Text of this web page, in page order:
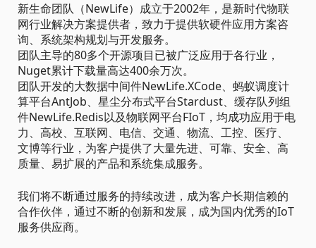
新生命团队（NewLife）成立于2002年，是新时代物联
网行业解决方案提供者，致力于提供软硬件应用方案咨
询、系统架构规划与开发服务。
团队主导的80多个开源项目已被广泛应用于各行业，
Nuget累计下载量高达400余万次。
团队开发的大数据中间件NewLife.XCode、蚂蚁调度计
算平台AntJob、星尘分布式平台Stardust、缓存队列组
件NewLife.Redis以及物联网平台FIoT，均成功应用于电
力、高校、互联网、电信、交通、物流、工控、医疗、
文博等行业，为客户提供了大量先进、可靠、安全、高
质量、易扩展的产品和系统集成服务。
我们将不断通过服务的持续改进，成为客户长期信赖的
合作伙伴，通过不断的创新和发展，成为国内优秀的IoT
服务供应商。